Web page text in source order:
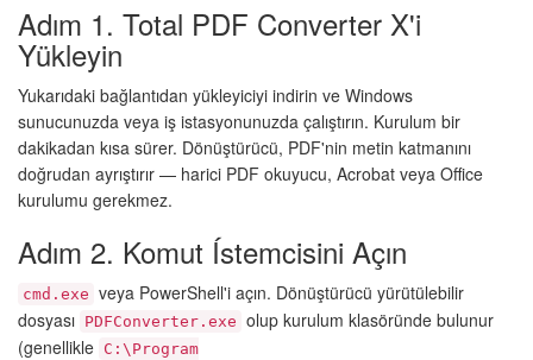
Adım 1. Total PDF Converter X'i
Yükleyin
Yukarıdaki bağlantıdan yükleyiciyi indirin ve Windows
sunucunuzda veya iş istasyonunuzda çalıştırın. Kurulum bir
dakikadan kısa sürer. Dönüştürücü, PDF'nin metin katmanını
doğrudan ayrıştırır — harici PDF okuyucu, Acrobat veya Office
kurulumu gerekmez.
Adım 2. Komut Ístemcisini Açın
cmd.exe veya PowerShell'i açın. Dönüştürücü yürütülebilir
dosyası PDFConverter.exe olup kurulum klasöründe bulunur
(genellikle C:\Program